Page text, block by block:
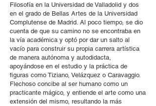
Filosofía en la Universidad de Valladolid y dos
en el grado de Bellas Artes de la Universidad
Complutense de Madrid. Al poco tiempo, se dio
cuenta de que su camino no se encontraba en
la vía académica y optó por dar un salto al
vacío para construir su propia carrera artística
de manera autónoma y autodidacta,
apoyándose en el estudio y la práctica de
figuras como Tiziano, Velázquez o Caravaggio.
Flechoso concibe al ser humano como un
practicante mágico, y entiende el arte como una
extensión del mismo, resultando la más